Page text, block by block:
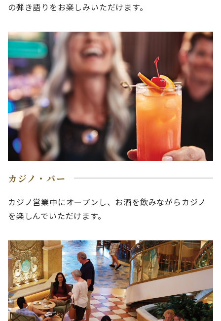
の弾き語りをお楽しみいただけます。
カジノ・バー
カジノ営業中にオープンし、お酒を飲みながらカジノ
を楽しんでいただけます。